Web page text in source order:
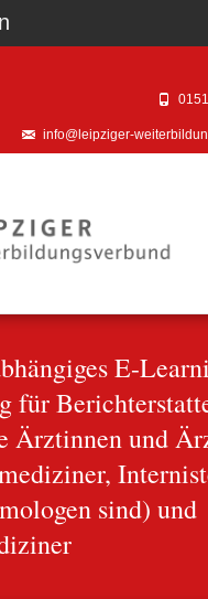
info@leipziger-
E-
für
Ärztinnen und
sind) und